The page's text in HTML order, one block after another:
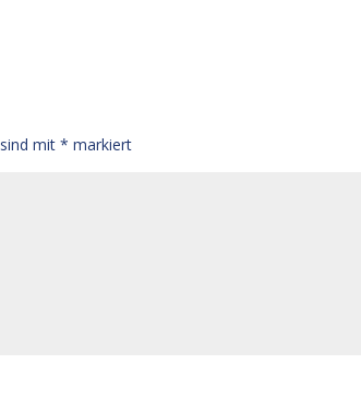
sind mit* markiert